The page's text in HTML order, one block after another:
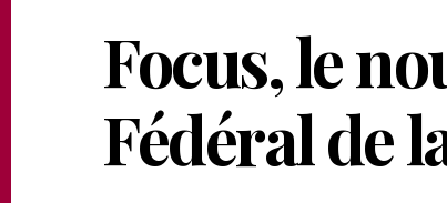
Focus, le
Fédéral de